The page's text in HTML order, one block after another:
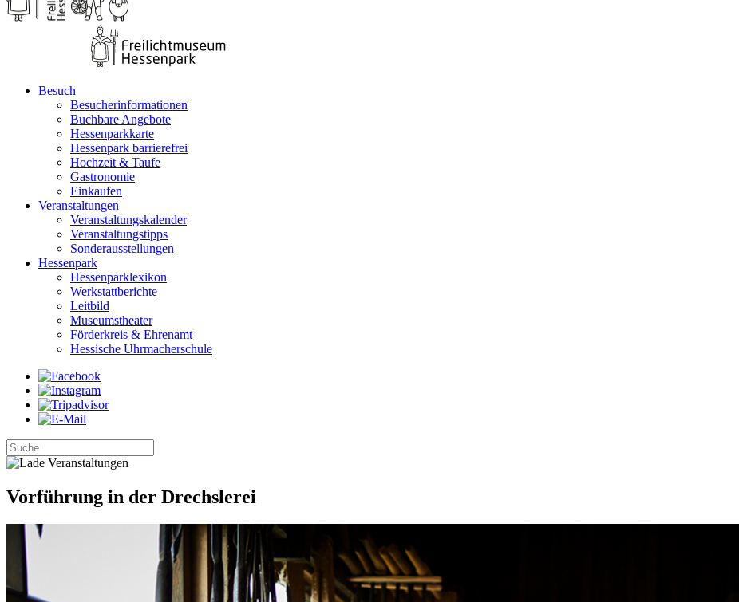
Besuch
Besucherinformationen
Buchbare Angebote
Hessenparkkarte
Hessenpark barrierefrei
Hochzeit & Taufe
Gastronomie
Einkaufen
Veranstaltungen
Veranstaltungskalender
Veranstaltungstipps
Sonderausstellungen
Hessenpark
Hessenparklexikon
Werkstattberichte
Leitbild
Museumstheater
Förderkreis & Ehrenamt
Hessische Uhrmacherschule
Vorführung in der Drechslerei